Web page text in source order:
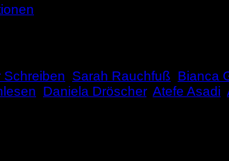
Schreiben Sarah Rauchfuß Bianca
Daniela Dröscher, Atefe Asadi